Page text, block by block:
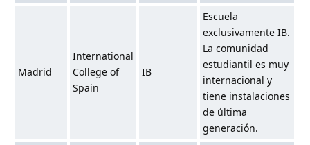
Madrid
International
College of
Spain
IB
Escuela
exclusivamente IB.
La comunidad
estudiantil es muy
internacional y
tiene instalaciones
de última
generación.